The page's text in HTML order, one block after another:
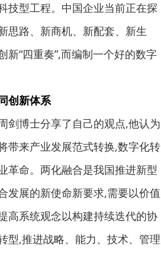
技型工程。中国企业当前正在探
思路、新商机、新配套、新生
“四重奏”,而编制一个好的数字
创新体系
博士分享了自己的观点,他认为
带来产业发展范式转换,数字化转
革命。两化融合是我国推进新型
发展的新使命新要求,需要以价值
高系统观念以构建持续迭代的协
型,推进战略、能力、技术、管理